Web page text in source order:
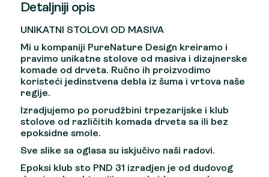
Detaljniji opis
UNIKATNI STOLOVI OD MASIVA
Mi u kompaniji PureNature Design kreiramo i
pravimo unikatne stolove od masiva i dizajnerske
komade od drveta. Ručno ih proizvodimo
koristeći jedinstvena debla iz šuma i vrtova naše
regije.
Izradjujemo po porudžbini trpezarijske i klub
stolove od različitih komada drveta sa ili bez
epoksidne smole.
Sve slike sa oglasa su iskjučivo naši radovi.
Epoksi klub sto PND 31 izradjen je od dudovog